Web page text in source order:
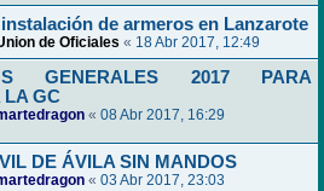
de armeros en Lanzarote
de Oficiales « 18 Abr 2017, 12:49
GENERALES 2017 PARA
LA GC
« 08 Abr 2017, 16:29
DE ÁVILA SIN MANDOS
« 03 Abr 2017, 23:03